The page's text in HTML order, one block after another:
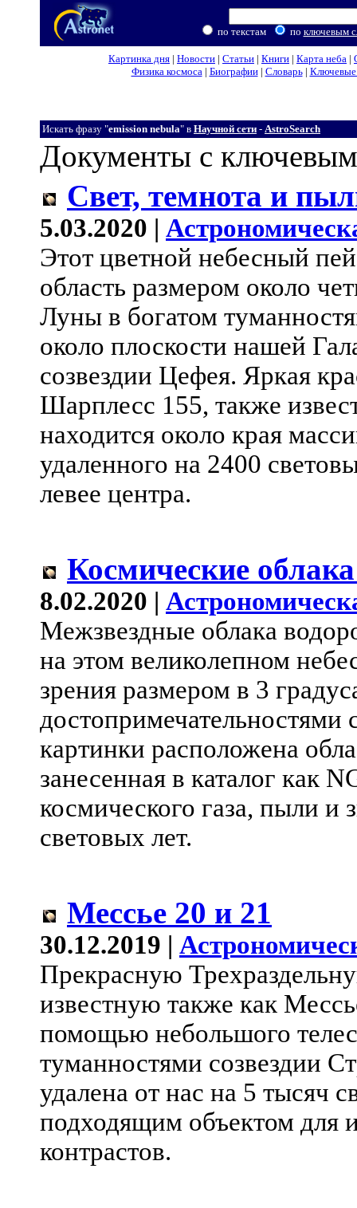
по текстам по ключевым
Картинка дня | Новости | Статьи | Книги | Карта неба |
Физика космоса| Биографии| Словарь| Ключевые
Искать фразу "emission nebula" в Научной сети - AstroSearch
Документы с
Свет, темнота и
5.03.2020 |
Этот цветной небесный
область размером около
Луны в богатом
около плоскости нашей
созвездии Цефея. Яркая
Шарплесс 155, также
находится около края
удаленного на 2400
левее центра.
Космические
8.02.2020 |
Межзвездные облака
на этом великолепном
зрения размером в 3
достопримечательностями
картинки расположена
занесенная в каталог как
космического газа, пыли и
световых лет.
Мессье 20 и 21
30.12.2019 |
Прекрасную
известную также как
помощью небольшого
туманностями созвездии
удалена от нас на 5 тысяч
подходящим объектом для
контрастов.